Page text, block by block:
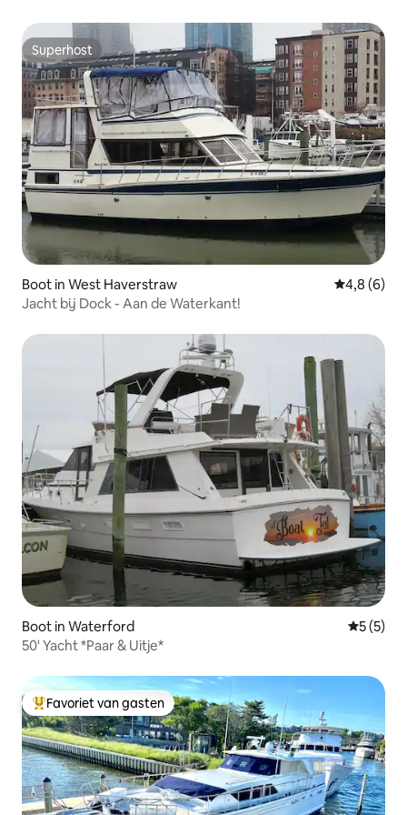
Superhost
Superhost
Boot in West Haverstraw
4,8 (6)
Jacht bij Dock - Aan de Waterkant!
Boot in Waterford
5 (5)
50' Yacht *Paar & Uitje*
Topfavoriet van gasten
Favoriet van gasten